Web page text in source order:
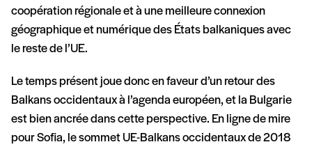
coopération régionale et à une meilleure connexion
géographique et numérique des États balkaniques avec
le reste de l’UE.
Le temps présent joue donc en faveur d’un retour des
Balkans occidentaux à l’agenda européen, et la Bulgarie
est bien ancrée dans cette perspective. En ligne de mire
pour Sofia, le sommet UE-Balkans occidentaux de 2018